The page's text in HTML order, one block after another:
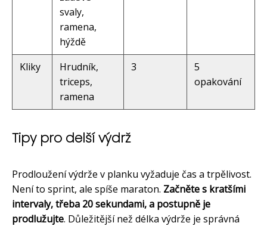
svaly,
ramena,
hýždě
Kliky
Hrudník,
triceps,
ramena
3
5
opakování
Tipy pro delší výdrž
Prodloužení výdrže v planku vyžaduje čas a trpělivost.
Není to sprint, ale spíše maraton. Začněte s kratšími
intervaly, třeba 20 sekundami, a postupně je
prodlužujte. Důležitější než délka výdrže je správná